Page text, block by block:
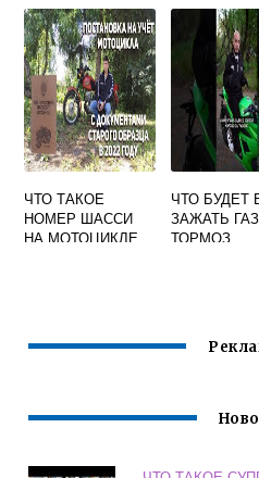
ЧТО ТАКОЕ
НОМЕР ШАССИ
НА МОТОЦИКЛЕ
ЧТО БУДЕТ
ЗАЖАТЬ
ТОРМОЗ